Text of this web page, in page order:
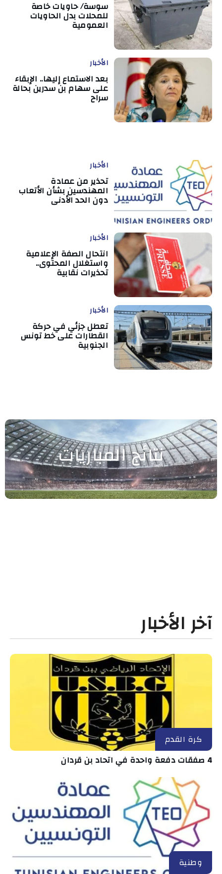
سوسة/ حاويات خاصة
للمحلات بدل الحاويات
العمومية
الأخبار
بعد الاستماع إليها.. الإبقاء
على سهام بن سدرين بحالة
سراح
الأخبار
تحذير من عمادة
المهندسين بشأن الأتعاب
دون الحد الأدنى
الأخبار
انتحال الصفة الإعلامية
واستغلال المحتوى..
تحذيرات نقابية
الأخبار
تعطل جزئي في حركة
القطارات على خط تونس
الجنوبية
نتائج المباريات
آخر الأخبار
كرة القدم
4 صفقات دفعة واحدة في اتحاد بن قردان
وطنية